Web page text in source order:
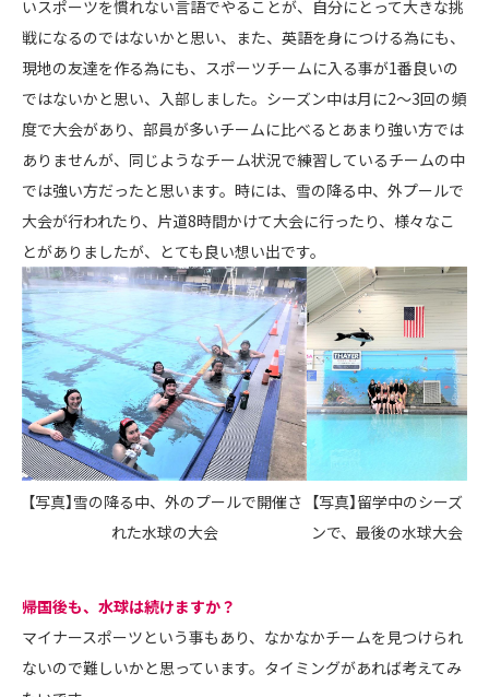
いスポーツを慣れない言語でやることが、自分にとって大きな挑
戦になるのではないかと思い、また、英語を身につける為にも、
現地の友達を作る為にも、スポーツチームに入る事が1番良いの
ではないかと思い、入部しました。シーズン中は月に2～3回の頻
度で大会があり、部員が多いチームに比べるとあまり強い方では
ありませんが、同じようなチーム状況で練習しているチームの中
では強い方だったと思います。時には、雪の降る中、外プールで
大会が行われたり、片道8時間かけて大会に行ったり、様々なこ
とがありましたが、とても良い想い出です。
【写真】雪の降る中、外のプールで開催さ
れた水球の大会
【写真】留学中のシーズ
ンで、最後の水球大会
――帰国後も、水球は続けますか？
マイナースポーツという事もあり、なかなかチームを見つけられ
ないので難しいかと思っています。タイミングがあれば考えてみ